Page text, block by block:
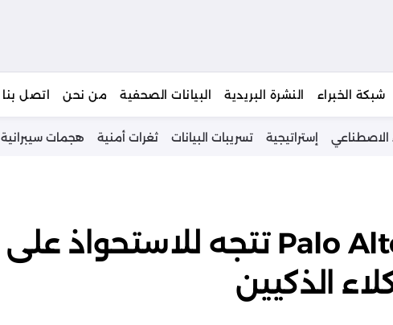
شبكة الخبراء النشرة البريدية البيانات الصحفية من نحن اتصل بنا يبحث
الاصطناعي إستراتيجية تسريبات البيانات ثغرات أمنية هجمات سيبرانية
شركة Palo Alto Networks تتجه للاستحواذ على